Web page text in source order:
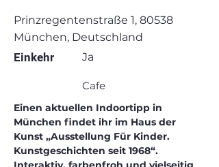
Prinzregentenstraße 1, 80538
München, Deutschland
Einkehr Ja
Cafe
Einen aktuellen Indoortipp in
München findet ihr im Haus der
Kunst „Ausstellung Für Kinder.
Kunstgeschichten seit 1968“.